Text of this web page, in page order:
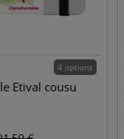
4 options
Etival cousu